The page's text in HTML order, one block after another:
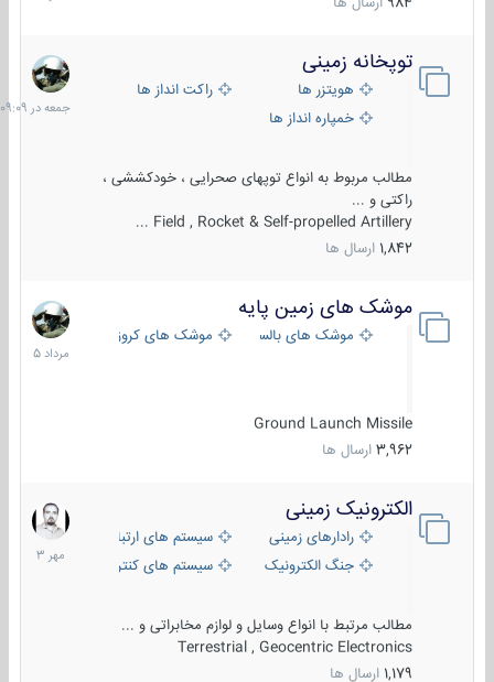
توپخانه زمینی
هویتزر ها
راکت انداز ها
خمپاره انداز ها
مطالب مربوط به انواع توپهای صحرایی ، خودکششی ،
راکتی و ...
Field , Rocket & Self-propelled Artillery ...
1,842 ارسال ها
جمعه
در
09:09
موشک های زمین پایه
موشک های بالستیک موشک های کروز
Ground Launch Missile
3,962 ارسال ها
2
مرداد
الکترونیک زمینی
رادارهای زمینی
سیستم های ارتباطی و جمع آوری
جنگ الکترونیک
سیستم های کنترل آتش و تجهیزات
مطالب مرتبط با انواع وسایل و لوازم مخابراتی و ...
Terrestrial , Geocentric Electronics
1,179 ارسال ها
1
مهر